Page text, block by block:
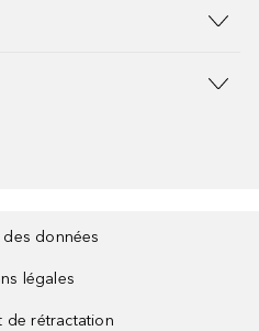
des données
légales
de rétractation